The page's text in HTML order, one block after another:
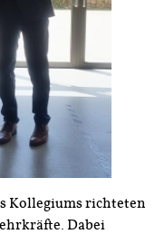
Kollegiums richteten
Dabei